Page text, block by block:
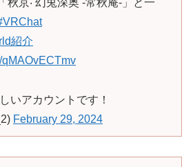
秋京˸ 幻兎深奥 -常秋庵-」と一
紹介
いアカウントです！
February 29, 2024